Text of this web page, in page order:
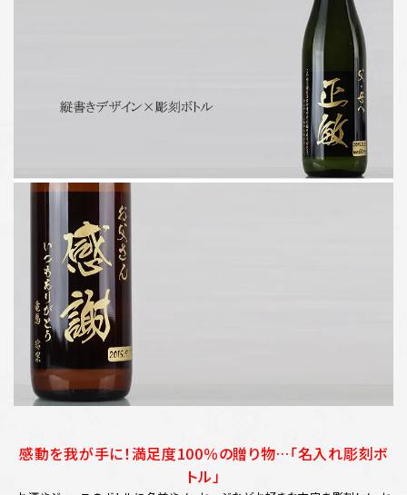
感動を我が手に！満足度100％の贈り物…「名入れ彫刻ボ
トル」